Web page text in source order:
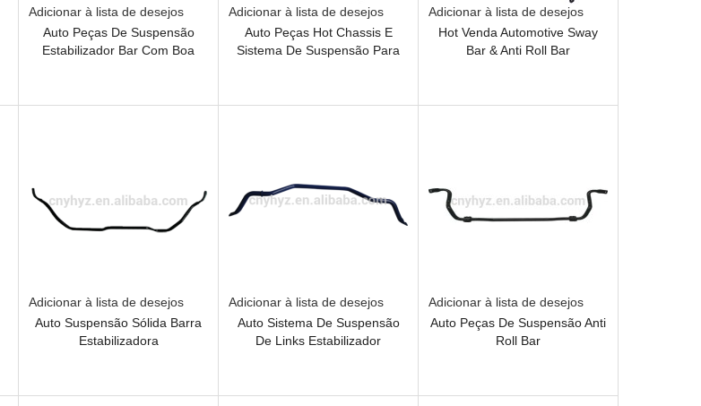
Adicionar à lista de desejos
Auto Peças De Suspensão
Estabilizador Bar Com Boa
Adicionar à lista de desejos
Auto Peças Hot Chassis E
Sistema De Suspensão Para
Adicionar à lista de desejos
Hot Venda Automotive Sway
Bar & Anti Roll Bar
Adicionar à lista de desejos
Auto Suspensão Sólida Barra
Estabilizadora
Adicionar à lista de desejos
Auto Sistema De Suspensão
De Links Estabilizador
Adicionar à lista de desejos
Auto Peças De Suspensão Anti
Roll Bar